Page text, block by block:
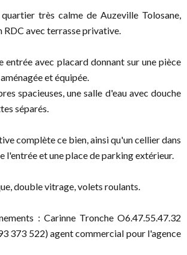
très calme de Auzeville Tolosane,
RDC avec terrasse privative.
entrée avec placard donnant sur une pièce
et équipée.
spacieuses, une salle d'eau avec douche
séparés.
complète ce bien, ainsi qu'un cellier dans
l'entrée et une place de parking extérieur.
double vitrage, volets roulants.
: Carinne Tronche O6.47.55.47.32
373 522) agent commercial pour l'agence